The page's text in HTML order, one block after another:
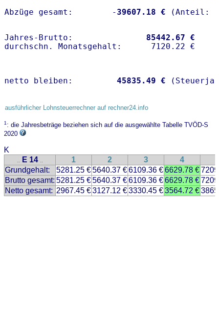
Abzüge gesamt:        - 39607.18 €
Jahres-Brutto: 85442.67 €
netto bleiben: 45835.49 €
ausführlicher Lohnsteuerrechner auf rechner24.info
1: die Jahresbeträge beziehen sich auf die ausgewählte Tabelle TVÖD-S
2020
K
.. E 14 .. 1 2 3 4
Grundgehalt:
5281.25 €5640.37 €6109.36 €6629.78 €
Brutto gesamt: 5281.25 €5640.37 €6109.36 €6629.78 €
Netto gesamt: 2967.45 €3127.12 €3330.45 €3564.72 €